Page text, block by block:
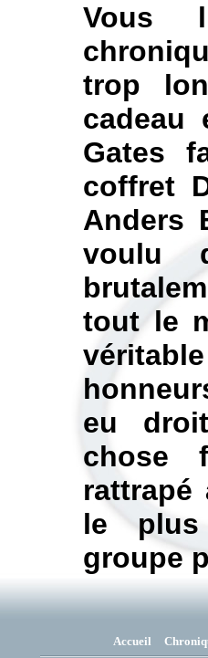
Vous
trop
cadeau
Gates
coffret
Anders
voulu
tout le
eu
chose
rattrapé
le plus
groupe
Accueil